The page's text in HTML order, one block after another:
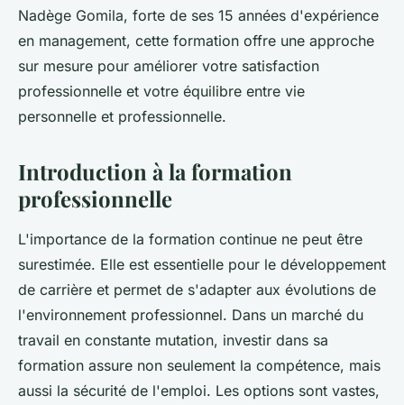
Nadège Gomila, forte de ses 15 années d'expérience
en management, cette formation offre une approche
sur mesure pour améliorer votre satisfaction
professionnelle et votre équilibre entre vie
personnelle et professionnelle.
Introduction à la formation
professionnelle
L'importance de la formation continue ne peut être
surestimée. Elle est essentielle pour le développement
de carrière et permet de s'adapter aux évolutions de
l'environnement professionnel. Dans un marché du
travail en constante mutation, investir dans sa
formation assure non seulement la compétence, mais
aussi la sécurité de l'emploi. Les options sont vastes,